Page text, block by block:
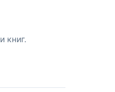
книг.